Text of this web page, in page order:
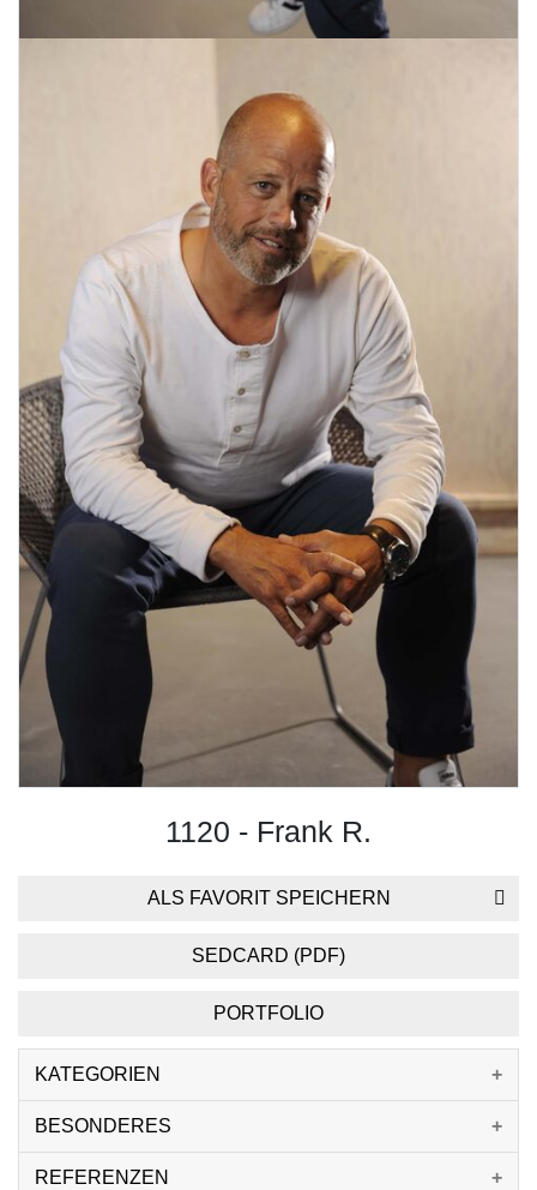
1120 - Frank R.
ALS FAVORIT SPEICHERN
SEDCARD (PDF)
PORTFOLIO
KATEGORIEN
BESONDERES
REFERENZEN